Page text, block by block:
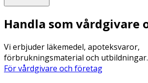
Handla som vårdgivare
Vi erbjuder läkemedel, apoteksvaror,
förbrukningsmaterial och utbildningar.
För vårdgivare och företag